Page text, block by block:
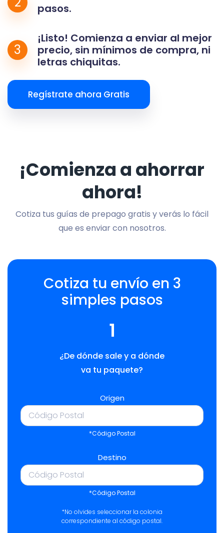
pasos.
3
¡Listo! Comienza a enviar al mejor
precio, sin mínimos de compra, ni
letras chiquitas.
Regístrate ahora Gratis
¡Comienza a ahorrar
ahora!
Cotiza tus guías de prepago gratis y verás lo fácil
que es enviar con nosotros.
Cotiza tu envío en 3
simples pasos
1
¿De dónde sale y a dónde
va tu paquete?
Origen
*Código Postal
Destino
*Código Postal
*No olvides seleccionar la colonia
correspondiente al código postal.